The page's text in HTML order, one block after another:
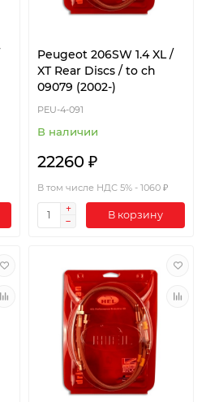
Peugeot 206SW 1.4 XL /
XT Rear Discs / to ch
09079 (2002-)
PEU-4-091
В наличии
22260 ₽
В том числе НДС 5% - 1060 ₽
В корзину